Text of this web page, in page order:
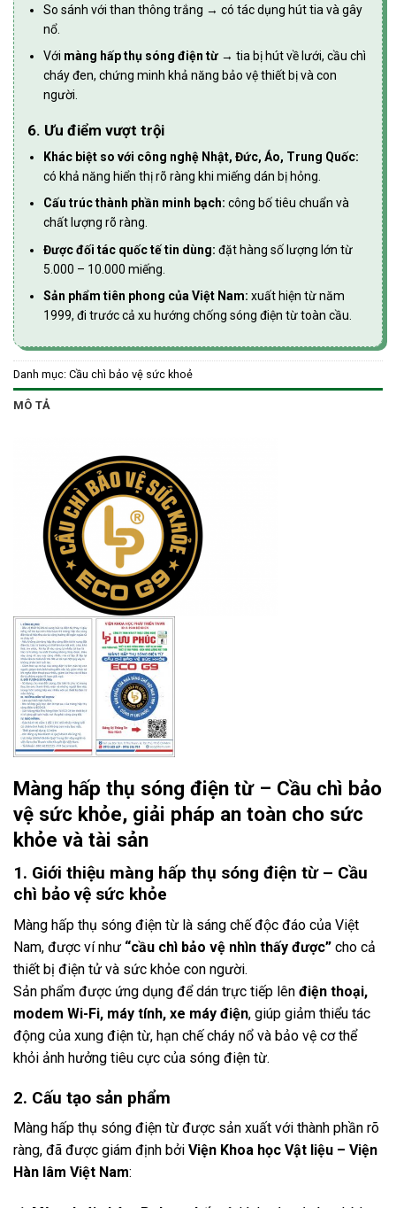
So sánh với than thông trắng → có tác dụng hút tia và gây
nổ.
Với màng hấp thụ sóng điện từ → tia bị hút về lưới, cầu chì
cháy đen, chứng minh khả năng bảo vệ thiết bị và con
người.
6. Ưu điểm vượt trội
Khác biệt so với công nghệ Nhật, Đức, Áo, Trung Quốc:
có khả năng hiển thị rõ ràng khi miếng dán bị hỏng.
Cấu trúc thành phần minh bạch: công bố tiêu chuẩn và
chất lượng rõ ràng.
Được đối tác quốc tế tin dùng: đặt hàng số lượng lớn từ
5.000 – 10.000 miếng.
Sản phẩm tiên phong của Việt Nam: xuất hiện từ năm
1999, đi trước cả xu hướng chống sóng điện từ toàn cầu.
Danh mục: Cầu chì bảo vệ sức khoẻ
MÔ TẢ
Màng hấp thụ sóng điện từ – Cầu chì bảo
vệ sức khỏe, giải pháp an toàn cho sức
khỏe và tài sản
1. Giới thiệu màng hấp thụ sóng điện từ – Cầu
chì bảo vệ sức khỏe
Màng hấp thụ sóng điện từ là sáng chế độc đáo của Việt
Nam, được ví như “cầu chì bảo vệ nhìn thấy được” cho cả
thiết bị điện tử và sức khỏe con người.
Sản phẩm được ứng dụng để dán trực tiếp lên điện thoại,
modem Wi-Fi, máy tính, xe máy điện, giúp giảm thiểu tác
động của xung điện từ, hạn chế cháy nổ và bảo vệ cơ thể
khỏi ảnh hưởng tiêu cực của sóng điện từ.
2. Cấu tạo sản phẩm
Màng hấp thụ sóng điện từ được sản xuất với thành phần rõ
ràng, đã được giám định bởi Viện Khoa học Vật liệu – Viện
Hàn lâm Việt Nam: